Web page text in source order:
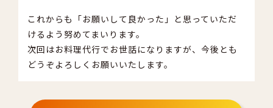
これからも「お願いして良かった」と思っていただ
けるよう努めてまいります。
次回はお料理代行でお世話になりますが、今後とも
どうぞよろしくお願いいたします。